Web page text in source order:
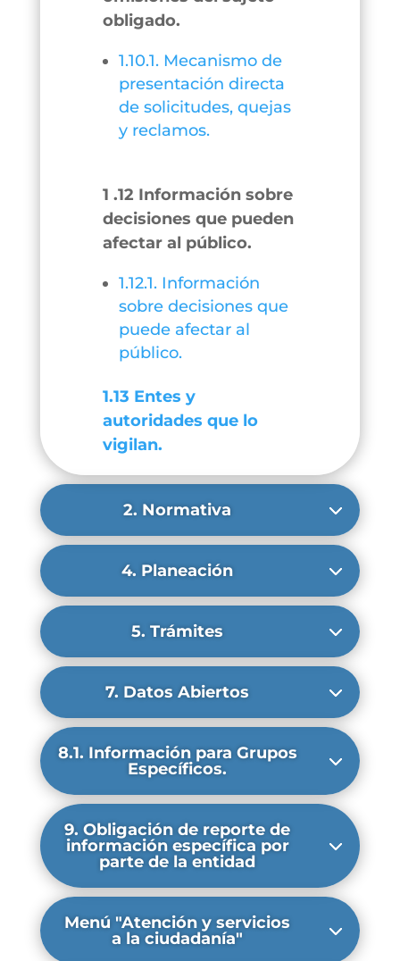
obligado.
1.10.1. Mecanismo de
presentación directa
de solicitudes, quejas
y reclamos.
1 .12 Información sobre
decisiones que pueden
afectar al público.
1.12.1. Información
sobre decisiones que
puede afectar al
público.
1.13 Entes y
autoridades que lo
vigilan.
2. Normativa
4. Planeación
5. Trámites
7. Datos Abiertos
8.1. Información para Grupos
Específicos.
9. Obligación de reporte de
información específica por
parte de la entidad
Menú "Atención y servicios
a la ciudadanía"